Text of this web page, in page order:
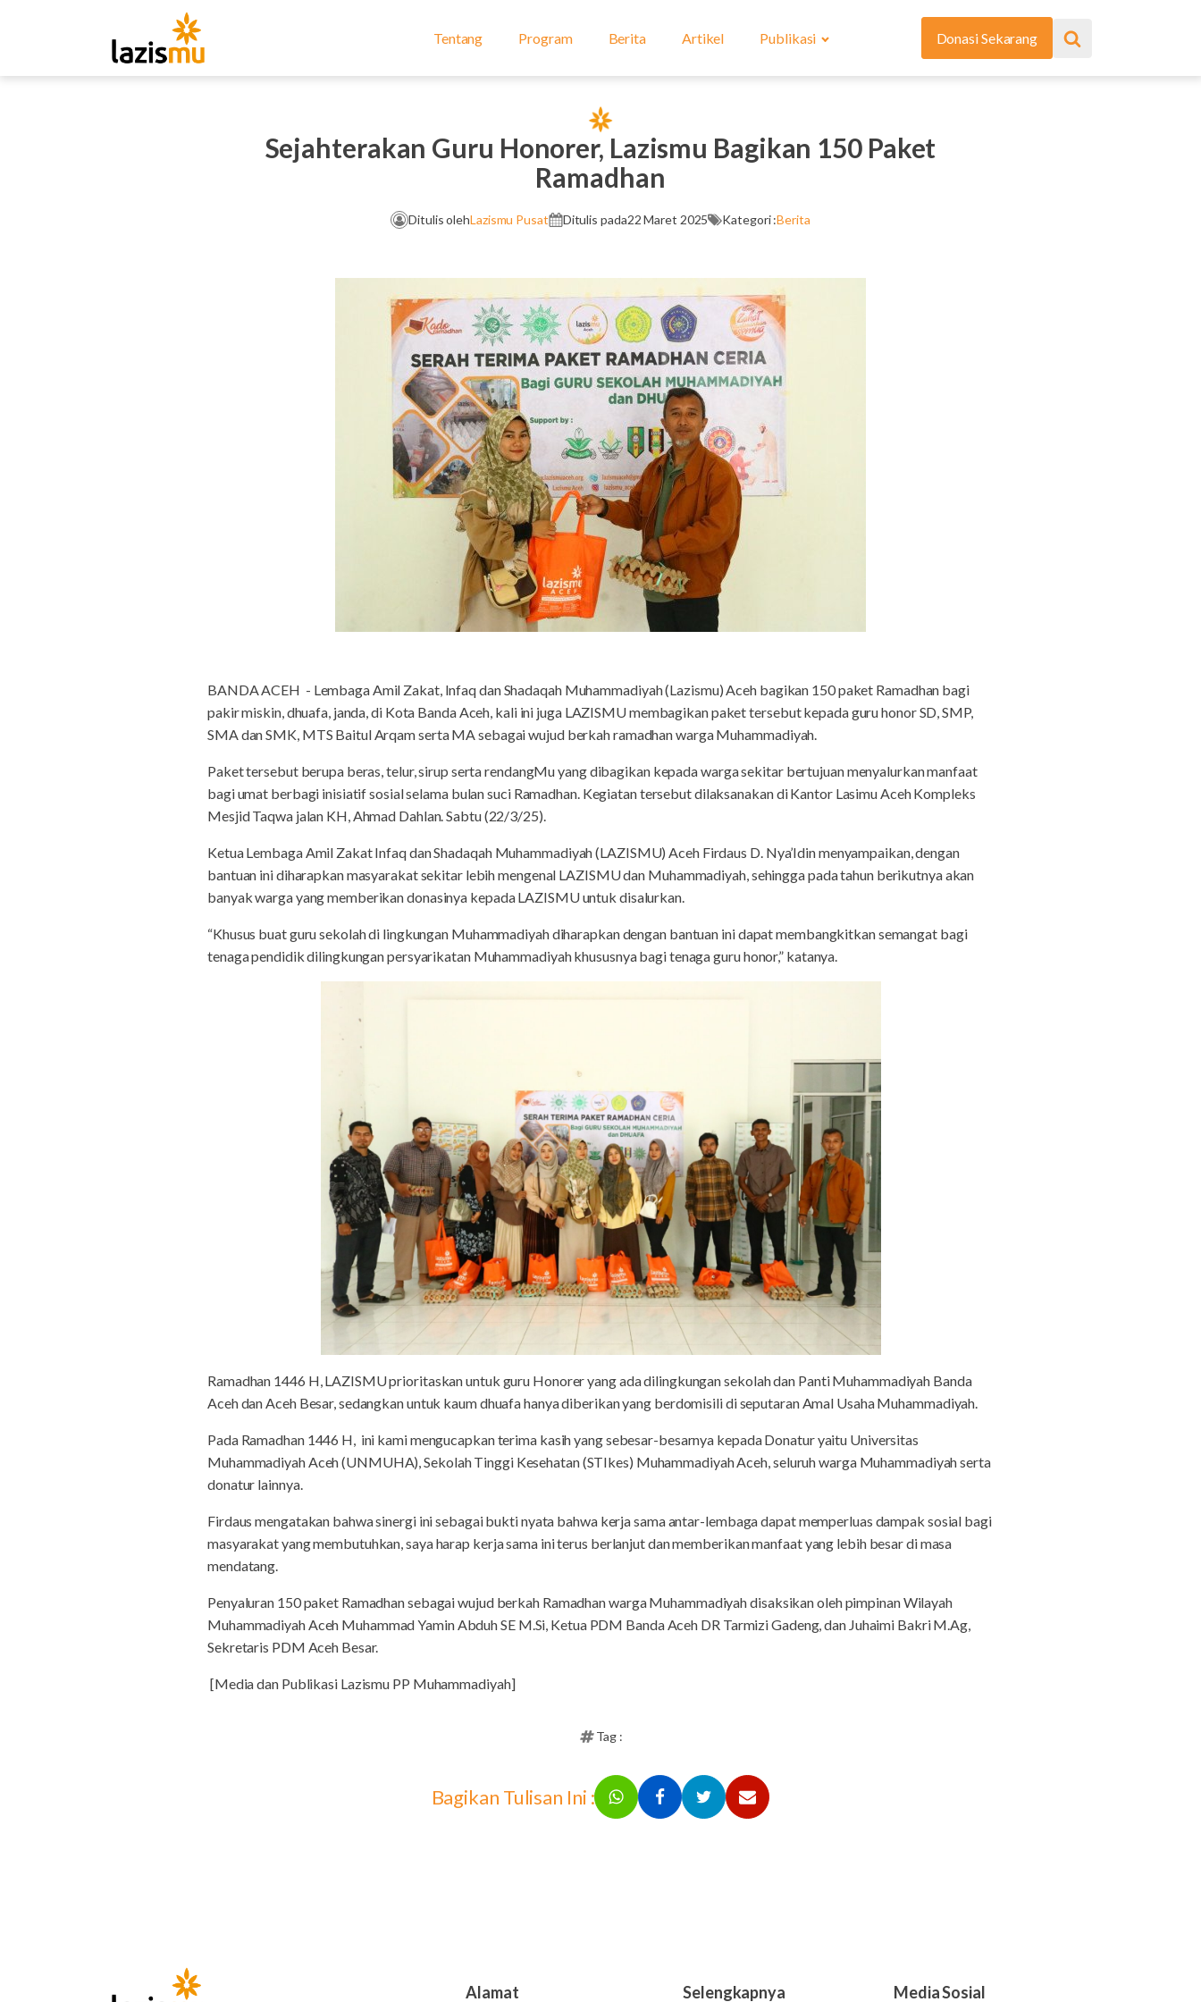
Tentang Program Berita Artikel Publikasi Donasi Sekarang
Sejahterakan Guru Honorer, Lazismu Bagikan 150 Paket
Ramadhan
Ditulis olehLazismu Pusat Ditulis pada22 Maret 2025 Kategori :Berita
BANDA ACEH - Lembaga Amil Zakat, Infaq dan Shadaqah Muhammadiyah (Lazismu) Aceh bagikan 150 paket Ramadhan bagi
pakir miskin, dhuafa, janda, di Kota Banda Aceh, kali ini juga LAZISMU membagikan paket tersebut kepada guru honor SD, SMP,
SMA dan SMK, MTS Baitul Arqam serta MA sebagai wujud berkah ramadhan warga Muhammadiyah.
Paket tersebut berupa beras, telur, sirup serta rendangMu yang dibagikan kepada warga sekitar bertujuan menyalurkan manfaat
bagi umat berbagi inisiatif sosial selama bulan suci Ramadhan. Kegiatan tersebut dilaksanakan di Kantor Lasimu Aceh Kompleks
Mesjid Taqwa jalan KH, Ahmad Dahlan. Sabtu (22/3/25).
Ketua Lembaga Amil Zakat Infaq dan Shadaqah Muhammadiyah (LAZISMU) Aceh Firdaus D. Nya’Idin menyampaikan, dengan
bantuan ini diharapkan masyarakat sekitar lebih mengenal LAZISMU dan Muhammadiyah, sehingga pada tahun berikutnya akan
banyak warga yang memberikan donasinya kepada LAZISMU untuk disalurkan.
“Khusus buat guru sekolah di lingkungan Muhammadiyah diharapkan dengan bantuan ini dapat membangkitkan semangat bagi
tenaga pendidik dilingkungan persyarikatan Muhammadiyah khususnya bagi tenaga guru honor,” katanya.
Ramadhan 1446 H, LAZISMU prioritaskan untuk guru Honorer yang ada dilingkungan sekolah dan Panti Muhammadiyah Banda
Aceh dan Aceh Besar, sedangkan untuk kaum dhuafa hanya diberikan yang berdomisili di seputaran Amal Usaha Muhammadiyah.
Pada Ramadhan 1446 H, ini kami mengucapkan terima kasih yang sebesar-besarnya kepada Donatur yaitu Universitas
Muhammadiyah Aceh (UNMUHA), Sekolah Tinggi Kesehatan (STIkes) Muhammadiyah Aceh, seluruh warga Muhammadiyah serta
donatur lainnya.
Firdaus mengatakan bahwa sinergi ini sebagai bukti nyata bahwa kerja sama antar-lembaga dapat memperluas dampak sosial bagi
masyarakat yang membutuhkan, saya harap kerja sama ini terus berlanjut dan memberikan manfaat yang lebih besar di masa
mendatang.
Penyaluran 150 paket Ramadhan sebagai wujud berkah Ramadhan warga Muhammadiyah disaksikan oleh pimpinan Wilayah
Muhammadiyah Aceh Muhammad Yamin Abduh SE M.Si, Ketua PDM Banda Aceh DR Tarmizi Gadeng, dan Juhaimi Bakri M.Ag,
Sekretaris PDM Aceh Besar.
[Media dan Publikasi Lazismu PP Muhammadiyah]
Tag :
Bagikan Tulisan Ini :
Alamat Selengkapnya Media Sosial